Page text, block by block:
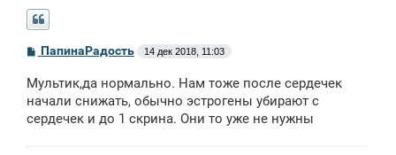
С
о
б
щ
н
ПапинаРадость 14 дек 2018, 11:03
Мультик,да нормально. Нам тоже после сердечек
начали снижать, обычно эстрогены убирают с
сердечек и до 1 скрина. Они то уже не нужны